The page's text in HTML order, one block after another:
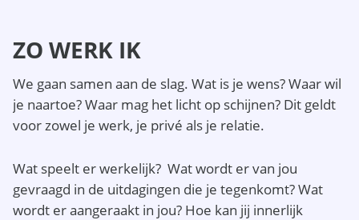
ZO WERK IK
We gaan samen aan de slag. Wat is je wens? Waar wil
je naartoe? Waar mag het licht op schijnen? Dit geldt
voor zowel je werk, je privé als je relatie.
Wat speelt er werkelijk? Wat wordt er van jou
gevraagd in de uitdagingen die je tegenkomt? Wat
wordt er aangeraakt in jou? Hoe kan jij innerlijk